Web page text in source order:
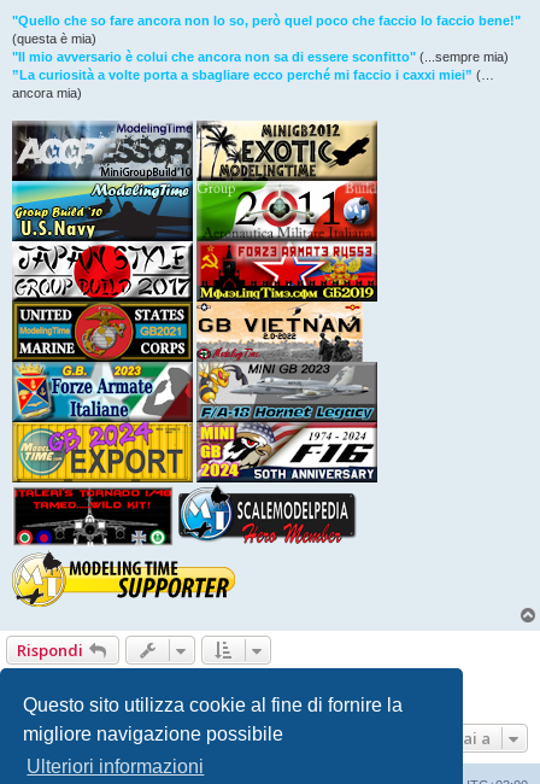
Questo sito utilizza cookie al fine di fornire la
migliore navigazione possibile
Ulteriori informazioni
"Quello che so fare ancora non lo so, però quel poco che faccio lo faccio bene!"
(questa è mia)
"Il mio avversario è colui che ancora non sa di essere sconfitto" (...sempre mia)
”La curiosità a volte porta a sbagliare ecco perché mi faccio i caxxi miei” (…
ancora mia)
Rispondi
Vai a